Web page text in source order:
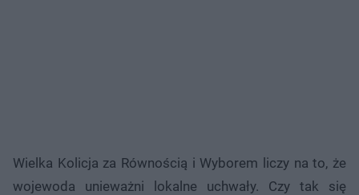
Wielka Kolicja za Równością i Wyborem liczy na to, że
wojewoda unieważni lokalne uchwały. Czy tak się